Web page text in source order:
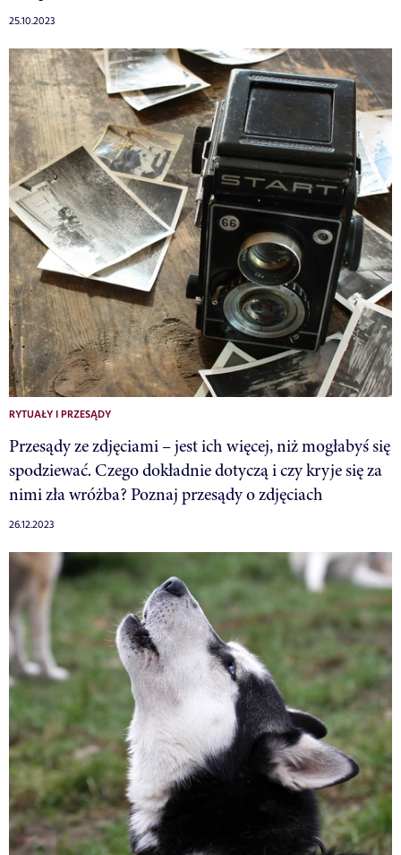
25.10.2023
RYTUAŁY I PRZESĄDY
Przesądy ze zdjęciami – jest ich więcej, niż mogłabyś się
spodziewać. Czego dokładnie dotyczą i czy kryje się za
nimi zła wróżba? Poznaj przesądy o zdjęciach
26.12.2023